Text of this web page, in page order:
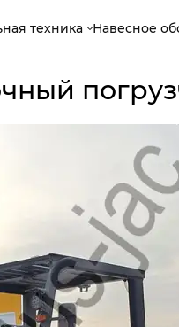
техника Навесное